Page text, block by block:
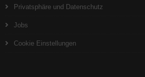
Privatsphäre und Datenschutz
Jobs
Cookie Einstellungen